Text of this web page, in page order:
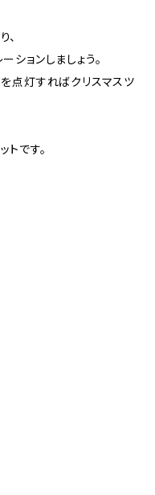
、
ションしましょう。
点灯すればクリスマスツ
です。